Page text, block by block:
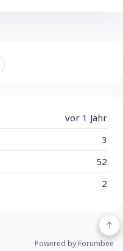
vor 1 Jahr
3
52
2
Powered by Forumbee